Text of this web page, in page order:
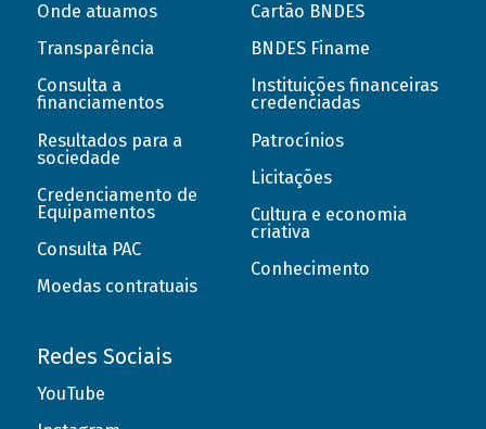
Onde atuamos
Transparência
Consulta a
financiamentos
Resultados para a
sociedade
Credenciamento de
Equipamentos
Consulta PAC
Moedas contratuais
Cartão BNDES
BNDES Finame
Instituições financeiras
credenciadas
Patrocínios
Licitações
Cultura e economia
criativa
Conhecimento
Redes Sociais
YouTube